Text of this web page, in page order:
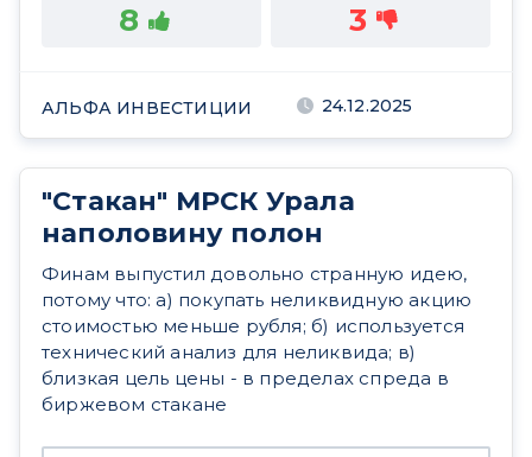
8 3
АЛЬФА ИНВЕСТИЦИИ 24.12.2025
"Стакан" МРСК Урала
наполовину полон
Финам выпустил довольно странную идею,
потому что: а) покупать неликвидную акцию
стоимостью меньше рубля; б) используется
технический анализ для неликвида; в)
близкая цель цены - в пределах спреда в
биржевом стакане